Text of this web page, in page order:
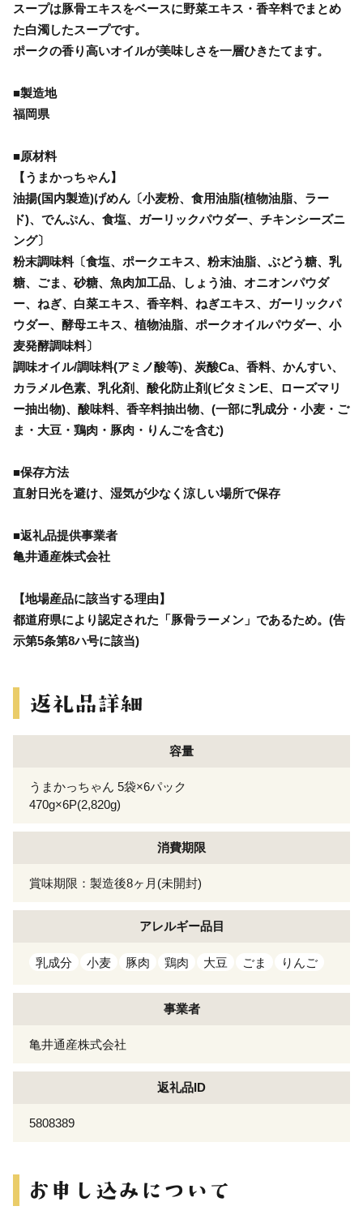
スープは豚骨エキスをベースに野菜エキス・香辛料でまとめ
た白濁したスープです。
ポークの香り高いオイルが美味しさを一層ひきたてます。
■製造地
福岡県
■原材料
【うまかっちゃん】
油揚(国内製造)げめん〔小麦粉、食用油脂(植物油脂、ラー
ド)、でんぷん、食塩、ガーリックパウダー、チキンシーズニ
ング〕
粉末調味料〔食塩、ポークエキス、粉末油脂、ぶどう糖、乳
糖、ごま、砂糖、魚肉加工品、しょう油、オニオンパウダ
ー、ねぎ、白菜エキス、香辛料、ねぎエキス、ガーリックパ
ウダー、酵母エキス、植物油脂、ポークオイルパウダー、小
麦発酵調味料〕
調味オイル/調味料(アミノ酸等)、炭酸Ca、香料、かんすい、
カラメル色素、乳化剤、酸化防止剤(ビタミンE、ローズマリ
ー抽出物)、酸味料、香辛料抽出物、(一部に乳成分・小麦・ご
ま・大豆・鶏肉・豚肉・りんごを含む)
■保存方法
直射日光を避け、湿気が少なく涼しい場所で保存
■返礼品提供事業者
亀井通産株式会社
【地場産品に該当する理由】
都道府県により認定された「豚骨ラーメン」であるため。(告
示第5条第8ハ号に該当)
容量
うまかっちゃん 5袋×6パック
470g×6P(2,820g)
消費期限
賞味期限：製造後8ヶ月(未開封)
アレルギー品目
乳成分 小麦 豚肉 鶏肉 大豆 ごま りんご
事業者
亀井通産株式会社
返礼品ID
5808389